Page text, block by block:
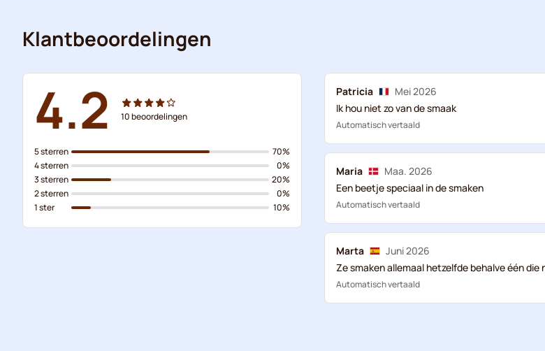
Klantbeoordelingen
4.2 10beoordelingen
5 sterren
4 sterren
3 sterren
2 sterren
1 ster
70%
0%
20%
0%
10%
Patricia
Mei 2026
Ik hou niet zo van de smaak
Automatisch vertaald
Maria
Maa. 2026
Een beetje speciaal in de smaken
Automatisch vertaald
Marta
Juni 2026
Ze smaken allemaal hetzelfde behalve één
Automatisch vertaald